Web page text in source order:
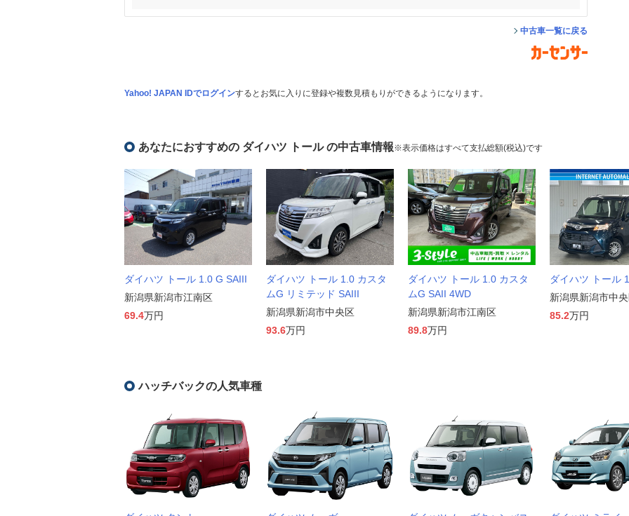
中古車一覧に戻る
Yahoo! JAPAN IDでログインするとお気に入りに登録や複数見積もりができるようになります。
あなたにおすすめの ダイハツ トール の中古車情報※表示価格はすべて支払総額(税込)です
ダイハツ トール 1.0 G SAIII
新潟県新潟市江南区
69.4万円
ダイハツ トール 1.0 カスタ
ムG リミテッド SAIII
新潟県新潟市中央区
93.6万円
ダイハツ トール 1.0 カスタ
ムG SAII 4WD
新潟県新潟市江南区
89.8万円
ダイハツ トール
新潟県新潟市中
85.2万円
ハッチバックの人気車種